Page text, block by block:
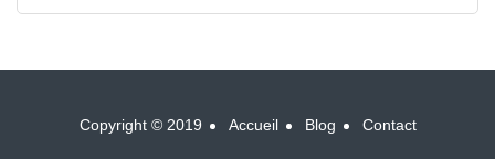
Copyright © 2019 Accueil Blog Contact